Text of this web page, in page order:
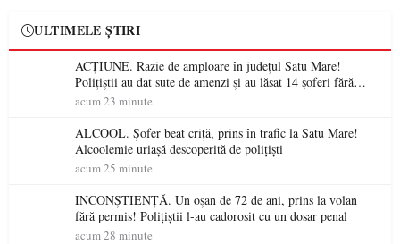
ULTIMELE ȘTIRI
ACȚIUNE. Razie de amploare în județul Satu Mare!
Polițiștii au dat sute de amenzi și au lăsat 14 șoferi fără
permis într-o singură zi
acum 23 minute
ALCOOL. Șofer beat criță, prins în trafic la Satu Mare!
Alcoolemie uriașă descoperită de polițiști
acum 25 minute
INCONȘTIENȚĂ. Un oșan de 72 de ani, prins la volan
fără permis! Polițiștii l-au cadorosit cu un dosar penal
acum 28 minute